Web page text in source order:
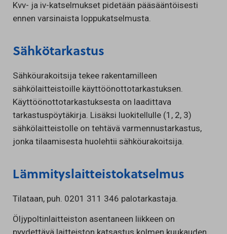
Kvv- ja iv-katselmukset pidetään pääsääntöisesti
ennen varsinaista loppukatselmusta.
Sähkötarkastus
Sähköurakoitsija tekee rakentamilleen
sähkölaitteistoille käyttöönottotarkastuksen.
Käyttöönottotarkastuksesta on laadittava
tarkastuspöytäkirja. Lisäksi luokitellulle (1, 2, 3)
sähkölaitteistolle on tehtävä varmennustarkastus,
jonka tilaamisesta huolehtii sähköurakoitsija.
Lämmityslaitteistokatselmus
Tilataan, puh. 0201 311 346 palotarkastaja.
Öljypoltinlaitteiston asentaneen liikkeen on